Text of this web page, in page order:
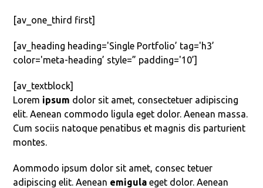
[av_one_third first]
[av_heading heading='Single Portfolio’ tag='h3’
color='meta-heading’ style=” padding='10’]
[av_textblock]
Lorem ipsum dolor sit amet, consectetuer adipiscing
elit. Aenean commodo ligula eget dolor. Aenean massa.
Cum sociis natoque penatibus et magnis dis parturient
montes.
Aommodo ipsum dolor sit amet, consec tetuer
adipiscing elit. Aenean emigula eget dolor. Aenean